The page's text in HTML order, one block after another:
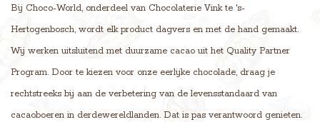
Bij Choco-World, onderdeel van Chocolaterie Vink te 's-
Hertogenbosch, wordt elk product dagvers en met de hand gemaakt.
Wij werken uitsluitend met duurzame cacao uit het Quality Partner
Program. Door te kiezen voor onze eerlijke chocolade, draag je
rechtstreeks bij aan de verbetering van de levensstandaard van
cacaoboeren in derdewereldlanden. Dat is pas verantwoord genieten.